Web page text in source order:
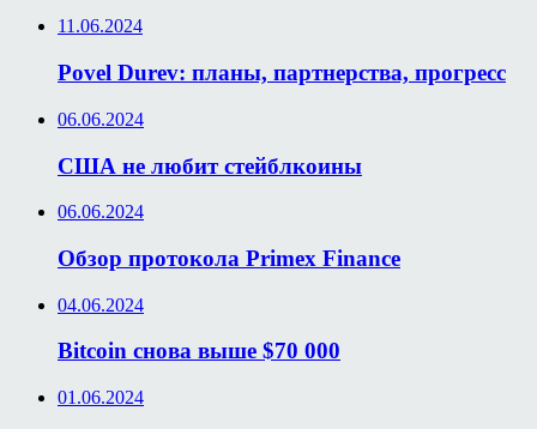
11.06.2024
Povel Durev: планы, партнерства, прогресс
06.06.2024
США не любит стейблкоины
06.06.2024
Обзор протокола Primex Finance
04.06.2024
Bitcoin снова выше $70 000
01.06.2024